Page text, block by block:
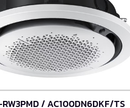
/ AC100DN6DKF/TS